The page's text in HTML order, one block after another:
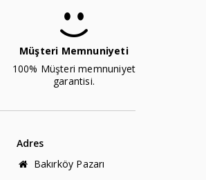
Müşteri Memnuniyeti
100% Müşteri memnuniyet
garantisi.
Adres
Bakırköy Pazarı